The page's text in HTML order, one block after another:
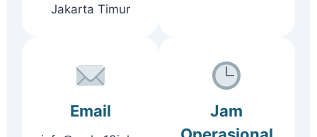
Jakarta Timur
Email
Jam